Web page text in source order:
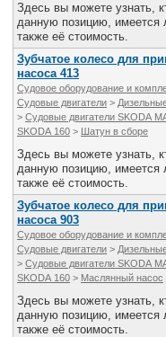
Здесь вы можете узнать,
данную позицию, имеется
также её стоимость.
Зубчатое колесо для
насоса 413
Судовое оборудование и
Судовые двигатели >
> Судовые двигатели SKODA
SKODA 160 > Шатун в сборе
Здесь вы можете узнать,
данную позицию, имеется
также её стоимость.
Зубчатое колесо для
насоса 903
Судовое оборудование и
Судовые двигатели >
> Судовые двигатели SKODA
SKODA 160 > Маслянный насос
Здесь вы можете узнать,
данную позицию, имеется
также её стоимость.